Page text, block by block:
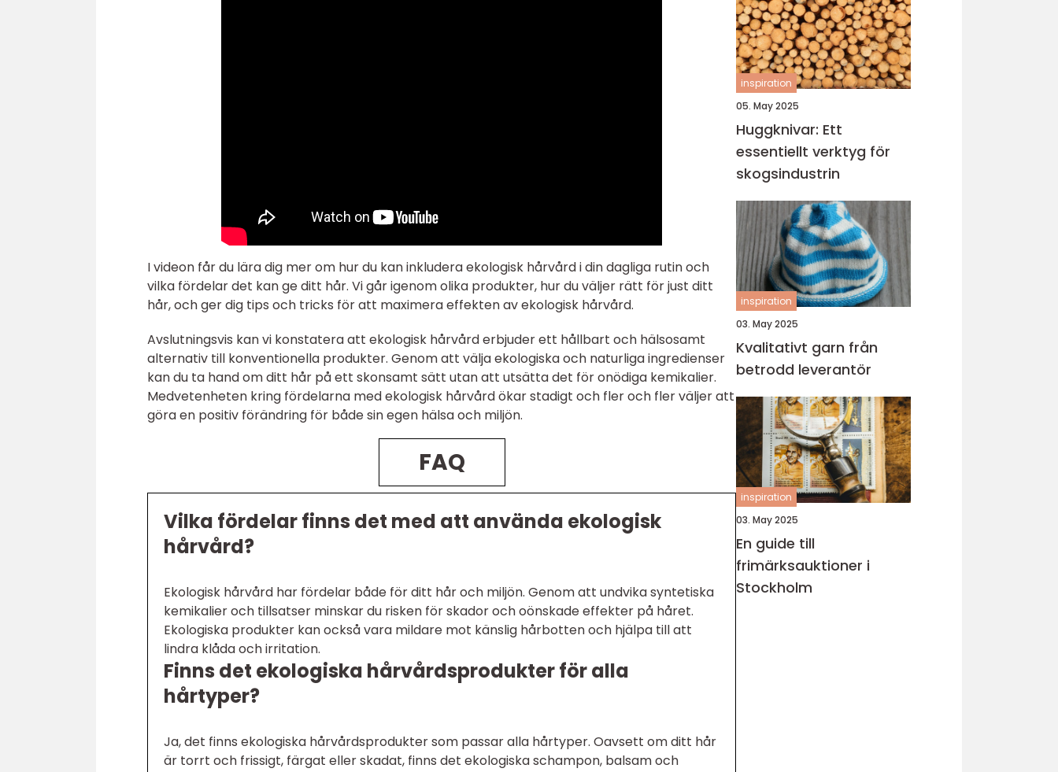
I videon får du lära dig mer om hur du kan inkludera ekologisk hårvård i din dagliga rutin och
vilka fördelar det kan ge ditt hår. Vi går igenom olika produkter, hur du väljer rätt för just ditt
hår, och ger dig tips och tricks för att maximera effekten av ekologisk hårvård.
Avslutningsvis kan vi konstatera att ekologisk hårvård erbjuder ett hållbart och hälsosamt
alternativ till konventionella produkter. Genom att välja ekologiska och naturliga ingredienser
kan du ta hand om ditt hår på ett skonsamt sätt utan att utsätta det för onödiga kemikalier.
Medvetenheten kring fördelarna med ekologisk hårvård ökar stadigt och fler och fler väljer att
göra en positiv förändring för både sin egen hälsa och miljön.
FAQ
Vilka fördelar finns det med att använda ekologisk
hårvård?
Ekologisk hårvård har fördelar både för ditt hår och miljön. Genom att undvika syntetiska
kemikalier och tillsatser minskar du risken för skador och oönskade effekter på håret.
Ekologiska produkter kan också vara mildare mot känslig hårbotten och hjälpa till att
lindra klåda och irritation.
Finns det ekologiska hårvårdsprodukter för alla
hårtyper?
Ja, det finns ekologiska hårvårdsprodukter som passar alla hårtyper. Oavsett om ditt hår
är torrt och frissigt, färgat eller skadat, finns det ekologiska schampon, balsam och
inspiration
05. May 2025
Huggknivar: Ett
essentiellt verktyg för
skogsindustrin
inspiration
03. May 2025
Kvalitativt garn från
betrodd leverantör
inspiration
03. May 2025
En guide till
frimärksauktioner i
Stockholm